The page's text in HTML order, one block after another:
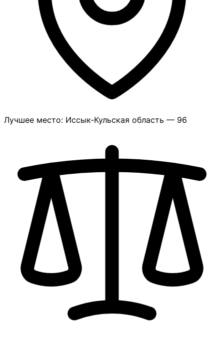
Лучшее место: Иссык-Кульская область — 96